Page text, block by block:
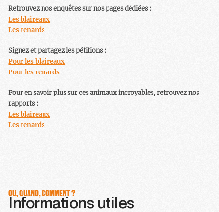
Retrouvez nos enquêtes sur nos pages dédiées :
Les blaireaux
Les renards
Signez et partagez les pétitions :
Pour les blaireaux
Pour les renards
Pour en savoir plus sur ces animaux incroyables, retrouvez nos
rapports :
Les blaireaux
Les renards
OÙ, QUAND, COMMENT ?
Informations utiles